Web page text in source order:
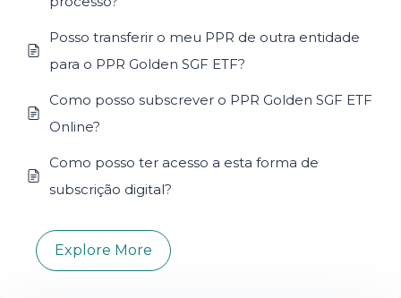
Posso transferir o meu PPR de outra entidade
para o PPR Golden SGF ETF?
Como posso subscrever o PPR Golden SGF ETF
Online?
Como posso ter acesso a esta forma de
subscrição digital?
Explore More